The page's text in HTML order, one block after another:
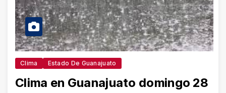
Clima Estado De Guanajuato
Clima en Guanajuato domingo 28